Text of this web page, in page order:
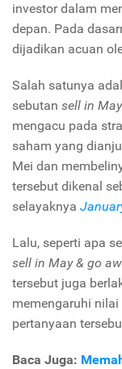
investor dalam
depan. Pada
dijadikan acuan
Salah satunya
sebutan sell in
mengacu pada
saham yang
Mei dan
tersebut dikenal
selayaknya
Lalu, seperti apa
sell in May & go
tersebut juga
memengaruhi nilai
pertanyaan
Baca Juga: